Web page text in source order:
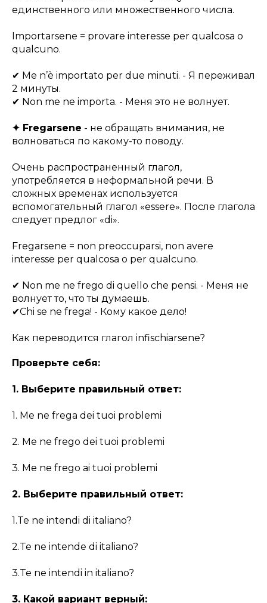
единственного или множественного числа.
Importarsene = provare interesse per qualcosa o
qualcuno.
✔ Me n’è importato per due minuti. - Я переживал
2 минуты.
✔ Non me ne importa. - Меня это не волнует.
✦ Fregarsene - не обращать внимания, не
волноваться по какому-то поводу.
Очень распространенный глагол,
употребляется в неформальной речи. В
сложных временах используется
вспомогательный глагол «essere». После глагола
следует предлог «di».
Fregarsene = non preoccuparsi, non avere
interesse per qualcosa o per qualcuno.
✔ Non me ne frego di quello che pensi. - Меня не
волнует то, что ты думаешь.
✔Chi se ne frega! - Кому какое дело!
Как переводится глагол infischiarsene?
Проверьте себя:
1. Выберите правильный ответ:
1. Me ne frega dei tuoi problemi
2. Me ne frego dei tuoi problemi
3. Me ne frego ai tuoi problemi
2. Выберите правильный ответ:
1.Te ne intendi di italiano?
2.Te ne intende di italiano?
3.Te ne intendi in italiano?
3. Какой вариант верный: